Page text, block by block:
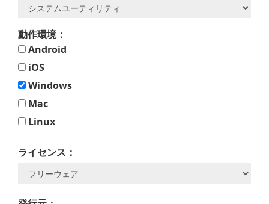
動作環境：
Android
iOS
Windows
Mac
Linux
ライセンス：